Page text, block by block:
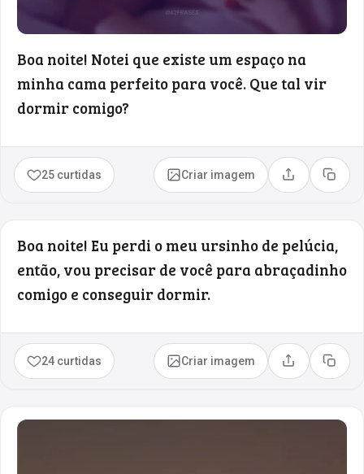
Boa noite! Notei que existe um espaço na
minha cama perfeito para você. Que tal vir
dormir comigo?
25 curtidas Criar imagem Compartilhar
Copiar
Boa noite! Eu perdi o meu ursinho de pelúcia,
então, vou precisar de você para abraçadinho
comigo e conseguir dormir.
24 curtidas Criar imagem Compartilhar
Copiar